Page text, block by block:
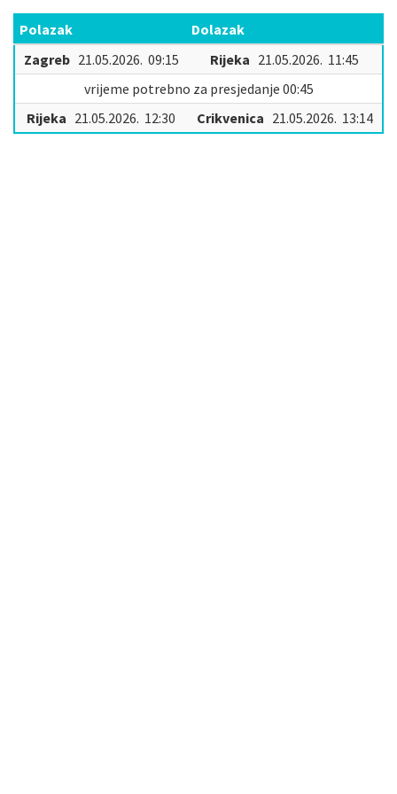
Polazak
Dolazak
Zagreb 21.05.2026. 09:15 Rijeka 21.05.2026. 11:45
vrijeme potrebno za presjedanje 00:45
Rijeka 21.05.2026. 12:30 Crikvenica 21.05.2026. 13:14